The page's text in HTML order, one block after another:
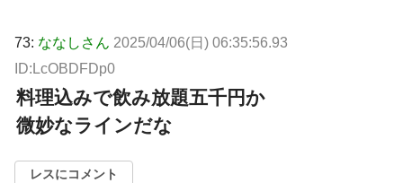
73: ななしさん 2025/04/06(日) 06:35:56.93
ID:LcOBDFDp0
料理込みで飲み放題五千円か
微妙なラインだな
レスにコメント